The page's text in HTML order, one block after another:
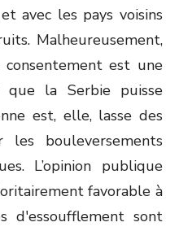
avec les pays voisins
Malheureusement,
est une
que la Serbie puisse
est, elle, lasse des
les bouleversements
L’opinion publique
favorable à
d'essoufflement sont